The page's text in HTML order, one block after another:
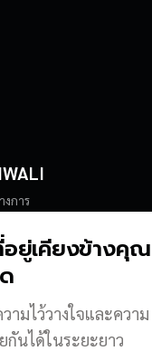
การ
ยู่เคียงข้างคุณ
มไว้วางใจและความ
กันได้ในระยะยาว